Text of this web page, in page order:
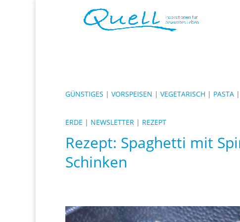
GÜNSTIGES | VORSPEISEN | VEGETARISCH | PASTA |
ERDE | NEWSLETTER | REZEPT
Rezept: Spaghetti mit
Schinken